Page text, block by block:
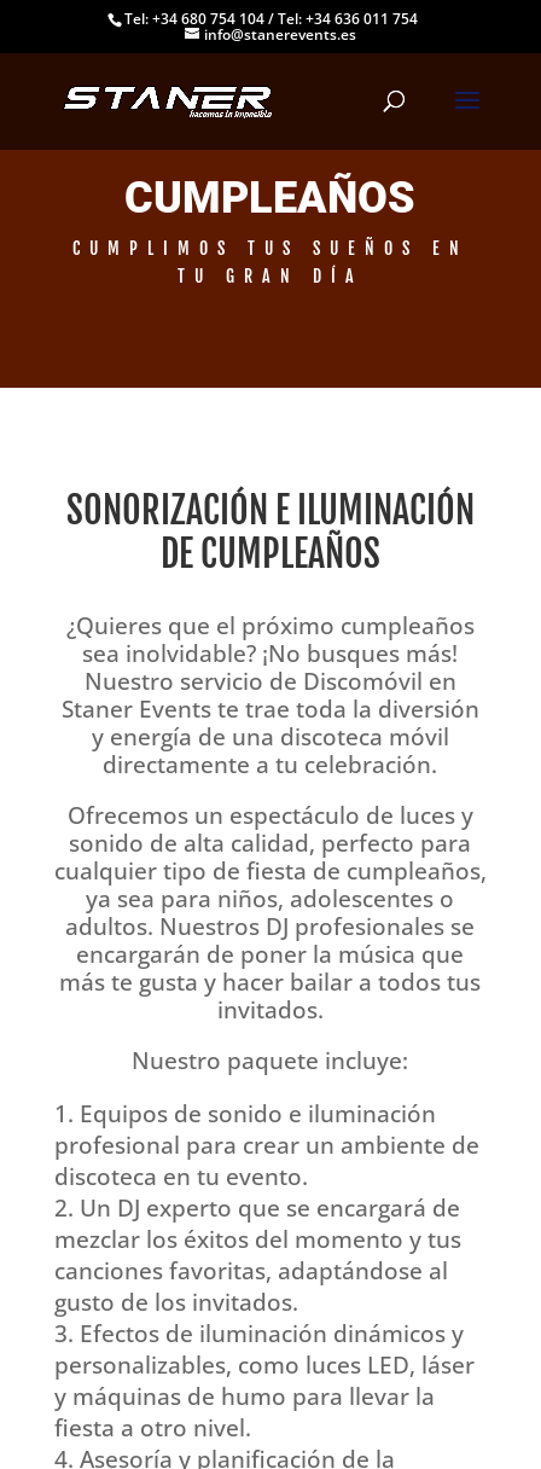
Tel: +34 680 754 104/Tel: +34 636 011 754
info@stanerevents.es
CUMPLEAÑOS
CUMPLIMOS TUS SUEÑOS EN
TU GRAN DÍA
SONORIZACIÓN E ILUMINACIÓN
DE CUMPLEAÑOS
¿Quieres que el próximo cumpleaños
sea inolvidable? ¡No busques más!
Nuestro servicio de Discomóvil en
Staner Events te trae toda la diversión
y energía de una discoteca móvil
directamente a tu celebración.
Ofrecemos un espectáculo de luces y
sonido de alta calidad, perfecto para
cualquier tipo de fiesta de cumpleaños,
ya sea para niños, adolescentes o
adultos. Nuestros DJ profesionales se
encargarán de poner la música que
más te gusta y hacer bailar a todos tus
invitados.
Nuestro paquete incluye:
Equipos de sonido e iluminación
profesional para crear un ambiente de
discoteca en tu evento.
Un DJ experto que se encargará de
mezclar los éxitos del momento y tus
canciones favoritas, adaptándose al
gusto de los invitados.
Efectos de iluminación dinámicos y
personalizables, como luces LED, láser
y máquinas de humo para llevar la
fiesta a otro nivel.
Asesoría y planificación de la